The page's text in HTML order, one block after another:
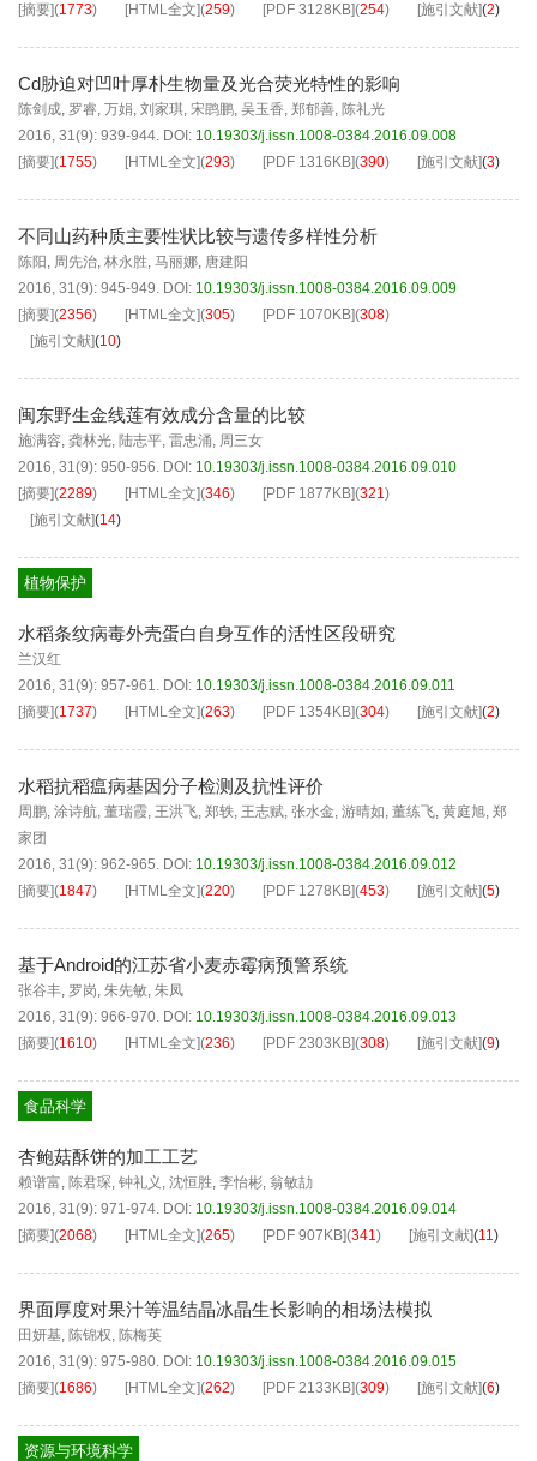
[摘要](1773) [HTML全文](259) [PDF 3128KB](254) [施引文献](2)
Cd胁迫对凹叶厚朴生物量及光合荧光特性的影响
陈剑成, 罗睿, 万娟, 刘家琪, 宋鹍鹏, 吴玉香, 郑郁善, 陈礼光
2016, 31(9): 939-944. DOI: 10.19303/j.issn.1008-0384.2016.09.008
[摘要](1755) [HTML全文](293) [PDF 1316KB](390) [施引文献](3)
不同山药种质主要性状比较与遗传多样性分析
陈阳 , 周先治, 林永胜, 马丽娜, 唐建阳
2016, 31(9): 945-949. DOI: 10.19303/j.issn.1008-0384.2016.09.009
[摘要](2356) [HTML全文](305) [PDF 1070KB](308)
[施引文献](10)
闽东野生金线莲有效成分含量的比较
施满容, 龚林光, 陆志平, 雷忠涌, 周三女
2016, 31(9): 950-956. DOI: 10.19303/j.issn.1008-0384.2016.09.010
[摘要](2289) [HTML全文](346) [PDF 1877KB](321)
[施引文献](14)
植物保护
水稻条纹病毒外壳蛋白自身互作的活性区段研究
兰汉红
2016, 31(9): 957-961. DOI: 10.19303/j.issn.1008-0384.2016.09.011
[摘要](1737) [HTML全文](263) [PDF 1354KB](304) [施引文献](2)
水稻抗稻瘟病基因分子检测及抗性评价
周鹏, 涂诗航, 董瑞霞, 王洪飞, 郑轶, 王志赋, 张水金, 游晴如, 董练飞, 黄庭旭, 郑
家团
2016, 31(9): 962-965. DOI: 10.19303/j.issn.1008-0384.2016.09.012
[摘要](1847) [HTML全文](220) [PDF 1278KB](453) [施引文献](5)
基于Android的江苏省小麦赤霉病预警系统
张谷丰, 罗岗, 朱先敏, 朱凤
2016, 31(9): 966-970. DOI: 10.19303/j.issn.1008-0384.2016.09.013
[摘要](1610) [HTML全文](236) [PDF 2303KB](308) [施引文献](9)
食品科学
杏鲍菇酥饼的加工工艺
赖谱富, 陈君琛, 钟礼义 , 沈恒胜, 李怡彬, 翁敏劼
2016, 31(9): 971-974. DOI: 10.19303/j.issn.1008-0384.2016.09.014
[摘要](2068) [HTML全文](265) [PDF 907KB](341) [施引文献](11)
界面厚度对果汁等温结晶冰晶生长影响的相场法模拟
田妍基, 陈锦权, 陈梅英
2016, 31(9): 975-980. DOI: 10.19303/j.issn.1008-0384.2016.09.015
[摘要](1686) [HTML全文](262) [PDF 2133KB](309) [施引文献](6)
资源与环境科学